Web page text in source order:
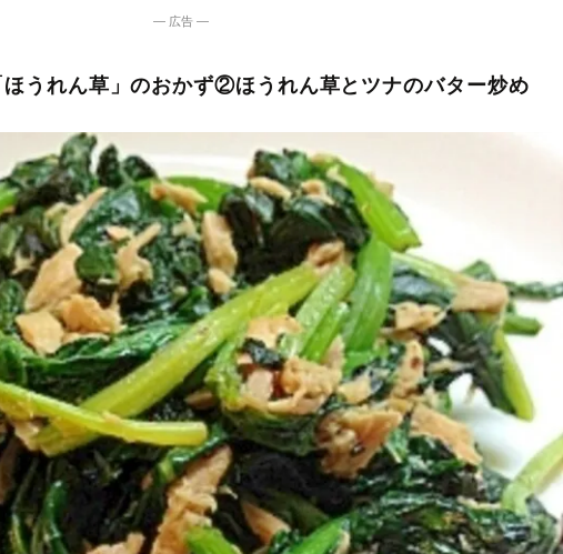
― 広告 ―
ほうれん草」のおかず②ほうれん草とツナのバター炒め